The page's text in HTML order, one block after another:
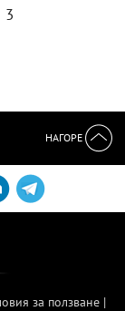
3
НАГОРЕ
за ползване|